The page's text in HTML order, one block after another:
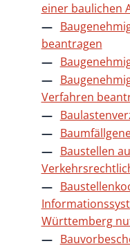
einer baulichen
beantragen
Verfahren
Baustellen
Württemberg